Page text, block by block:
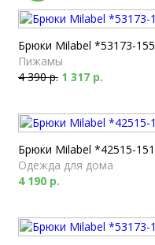
Брюки Milabel *53173-155
Пижамы
4 390 р. 1 317 р.
Брюки Milabel *42515-151
Одежда для дома
4 190 р.